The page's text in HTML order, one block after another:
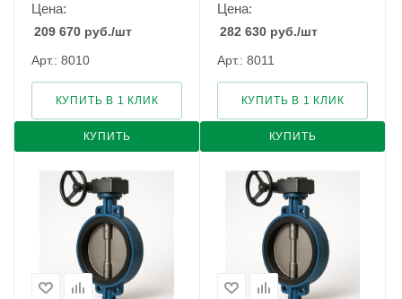
Цена:
209 670 руб./шт
Арт.: 8010
КУПИТЬ
КУПИТЬ В 1 КЛИК
Цена:
282 630 руб./шт
Арт.: 8011
КУПИТЬ
КУПИТЬ В 1 КЛИК